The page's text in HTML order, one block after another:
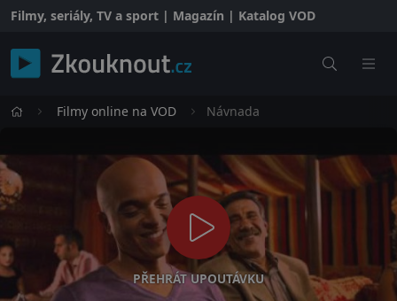
Filmy, seriály, TV a sport | Magazín | Katalog VOD
Filmy online na VOD Návnada
PŘEHRÁT UPOUTÁVKU